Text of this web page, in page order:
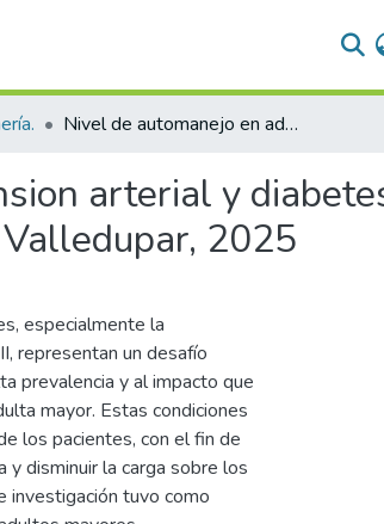
Nivel de automanejo en adulto mayor con hipertension arterial y diabetes mellitus tipo II en un centro dia de la comuna 4 de Valledupar, 2025
arterial y
2025
especialmente la
representan un desafío
prevalencia y al impacto que
mayor. Estas condiciones
los pacientes, con el fin de
y disminuir la carga sobre los
investigación tuvo como